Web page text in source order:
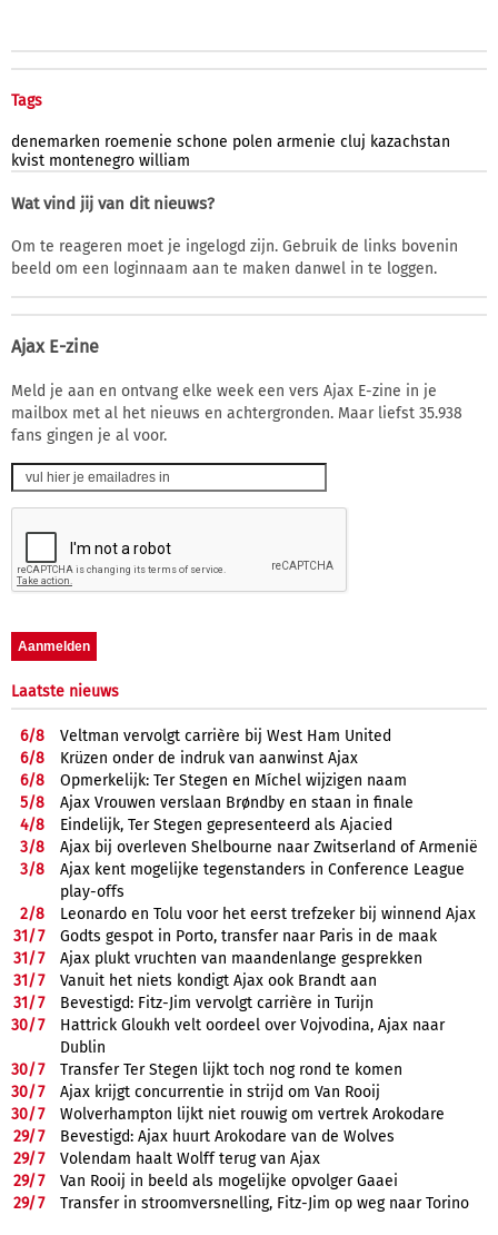
Tags
denemarken roemenie schone polen armenie cluj kazachstan
kvist montenegro william
Wat vind jij van dit nieuws?
Om te reageren moet je ingelogd zijn. Gebruik de links bovenin
beeld om een loginnaam aan te maken danwel in te loggen.
Ajax E-zine
Meld je aan en ontvang elke week een vers Ajax E-zine in je
mailbox met al het nieuws en achtergronden. Maar liefst 35.938
fans gingen je al voor.
Laatste nieuws
6/8
Veltman vervolgt carrière bij West Ham United
6/8
Krüzen onder de indruk van aanwinst Ajax
6/8
Opmerkelijk: Ter Stegen en Míchel wijzigen naam
5/8
Ajax Vrouwen verslaan Brøndby en staan in finale
4/8
Eindelijk, Ter Stegen gepresenteerd als Ajacied
3/8
Ajax bij overleven Shelbourne naar Zwitserland of Armenië
3/8
Ajax kent mogelijke tegenstanders in Conference League
play-offs
2/8
Leonardo en Tolu voor het eerst trefzeker bij winnend Ajax
31/7
Godts gespot in Porto, transfer naar Paris in de maak
31/7
Ajax plukt vruchten van maandenlange gesprekken
31/7
Vanuit het niets kondigt Ajax ook Brandt aan
31/7
Bevestigd: Fitz-Jim vervolgt carrière in Turijn
30/7
Hattrick Gloukh velt oordeel over Vojvodina, Ajax naar
Dublin
30/7
Transfer Ter Stegen lijkt toch nog rond te komen
30/7
Ajax krijgt concurrentie in strijd om Van Rooij
30/7
Wolverhampton lijkt niet rouwig om vertrek Arokodare
29/7
Bevestigd: Ajax huurt Arokodare van de Wolves
29/7
Volendam haalt Wolff terug van Ajax
29/7
Van Rooij in beeld als mogelijke opvolger Gaaei
29/7 Transfer in stroomversnelling, Fitz-Jim op weg naar Torino